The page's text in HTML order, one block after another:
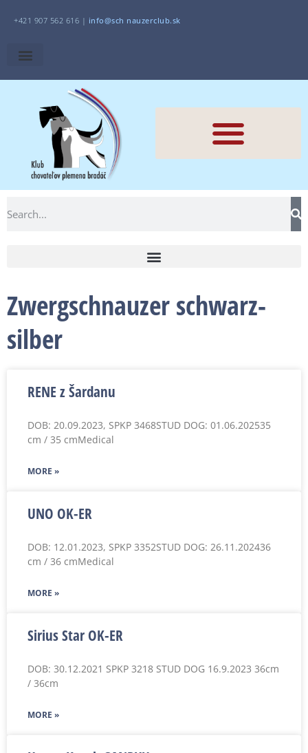
+421 907 562 616 | info@sch nauzerclub.sk
Zwergschnauzer schwarz-
silber
RENE z Šardanu
DOB: 20.09.2023, SPKP 3468STUD DOG: 01.06.202535
cm / 35 cmMedical
MORE »
UNO OK-ER
DOB: 12.01.2023, SPKP 3352STUD DOG: 26.11.202436
cm / 36 cmMedical
MORE »
Sirius Star OK-ER
DOB: 30.12.2021 SPKP 3218 STUD DOG 16.9.2023 36cm
/ 36cm
MORE »